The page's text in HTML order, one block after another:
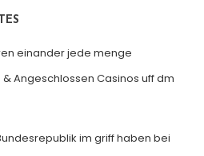
einander jede menge
Angeschlossen Casinos uff dm
im griff haben bei